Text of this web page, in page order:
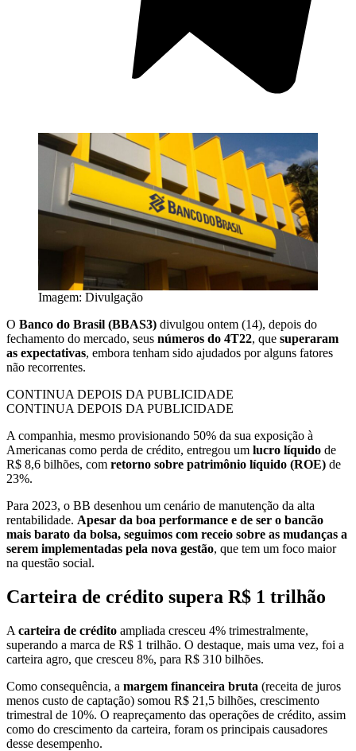
Imagem: Divulgação
O Banco do Brasil (BBAS3) divulgou ontem (14), depois do
fechamento do mercado, seus números do 4T22, que superaram
as expectativas, embora tenham sido ajudados por alguns fatores
não recorrentes.
CONTINUA DEPOIS DA PUBLICIDADE
CONTINUA DEPOIS DA PUBLICIDADE
A companhia, mesmo provisionando 50% da sua exposição à
Americanas como perda de crédito, entregou um lucro líquido de
R$ 8,6 bilhões, com retorno sobre patrimônio líquido (ROE) de
23%.
Para 2023, o BB desenhou um cenário de manutenção da alta
rentabilidade. Apesar da boa performance e de ser o bancão
mais barato da bolsa, seguimos com receio sobre as mudanças a
serem implementadas pela nova gestão, que tem um foco maior
na questão social.
Carteira de crédito supera R$ 1 trilhão
A carteira de crédito ampliada cresceu 4% trimestralmente,
superando a marca de R$ 1 trilhão. O destaque, mais uma vez, foi a
carteira agro, que cresceu 8%, para R$ 310 bilhões.
Como consequência, a margem financeira bruta (receita de juros
menos custo de captação) somou R$ 21,5 bilhões, crescimento
trimestral de 10%. O reapreçamento das operações de crédito, assim
como do crescimento da carteira, foram os principais causadores
desse desempenho.